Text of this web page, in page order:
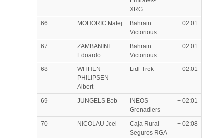
XRG
66 MOHORIC Matej
Bahrain
Victorious
+ 02:01
67
ZAMBANINI
Edoardo
Bahrain
Victorious
+ 02:01
68
WITHEN
PHILIPSEN
Albert
Lidl-Trek + 02:01
69 JUNGELS Bob
INEOS
Grenadiers
+ 02:01
70 NICOLAU Joel
Caja Rural-
Seguros RGA
+ 02:08